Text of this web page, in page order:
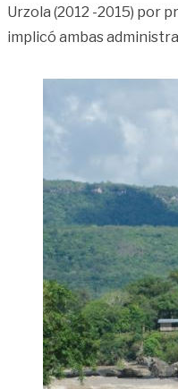
Urzola (2012 -2015) por
implicó ambas